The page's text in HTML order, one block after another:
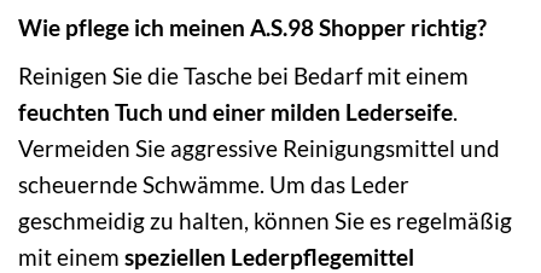
Wie pflege ich meinen A.S.98 Shopper richtig?
Reinigen Sie die Tasche bei Bedarf mit einem
feuchten Tuch und einer milden Lederseife.
Vermeiden Sie aggressive Reinigungsmittel und
scheuernde Schwämme. Um das Leder
geschmeidig zu halten, können Sie es regelmäßig
mit einem speziellen Lederpflegemittel